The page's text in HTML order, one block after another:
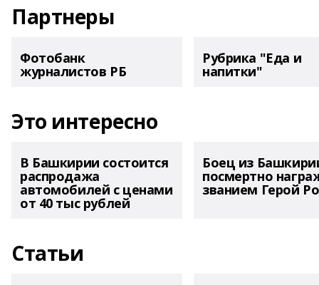
Партнеры
Фотобанк
журналистов РБ
Рубрика "Еда и
напитки"
Это интересно
В Башкирии состоится
распродажа
автомобилей с ценами
от 40 тыс рублей
Боец из
посмертно
званием Герой
Статьи